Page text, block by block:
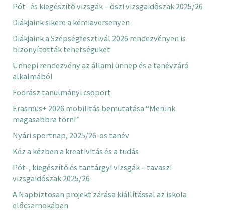
Pót- és kiegészítő vizsgák – őszi vizsgaidőszak 2025/26
Diákjaink sikere a kémiaversenyen
Diákjaink a Szépségfesztivál 2026 rendezvényen is
bizonyították tehetségüket
Ünnepi rendezvény az állami ünnep és a tanévzáró
alkalmából
Fodrász tanulmányi csoport
Erasmus+ 2026 mobilitás bemutatása “Merünk
magasabbra törni”
Nyári sportnap, 2025/26-os tanév
Kéz a kézben a kreativitás és a tudás
Pót-, kiegészítő és tantárgyi vizsgák – tavaszi
vizsgaidőszak 2025/26
A Napbiztosan projekt zárása kiállítással az iskola
előcsarnokában